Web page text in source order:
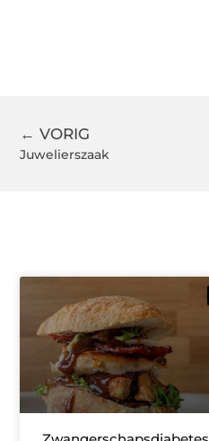
← VORIG
Juwelierszaak